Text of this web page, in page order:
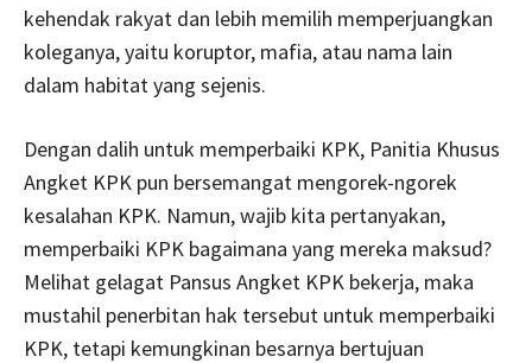
kehendak rakyat dan lebih memilih memperjuangkan
koleganya, yaitu koruptor, mafia, atau nama lain
dalam habitat yang sejenis.
Dengan dalih untuk memperbaiki KPK, Panitia Khusus
Angket KPK pun bersemangat mengorek-ngorek
kesalahan KPK. Namun, wajib kita pertanyakan,
memperbaiki KPK bagaimana yang mereka maksud?
Melihat gelagat Pansus Angket KPK bekerja, maka
mustahil penerbitan hak tersebut untuk memperbaiki
KPK, tetapi kemungkinan besarnya bertujuan